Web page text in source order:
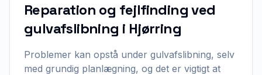
Reparation og fejlfinding ved
gulvafslibning i Hjørring
Problemer kan opstå under gulvafslibning, selv
med grundig planlægning, og det er vigtigt at